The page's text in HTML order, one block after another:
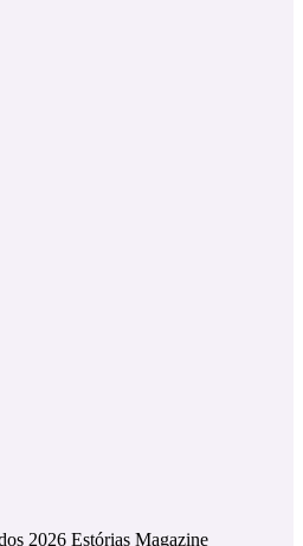
2026 Estórias Magazine